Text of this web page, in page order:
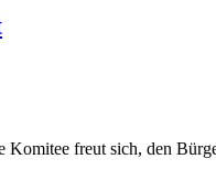
Komitee freut sich, den